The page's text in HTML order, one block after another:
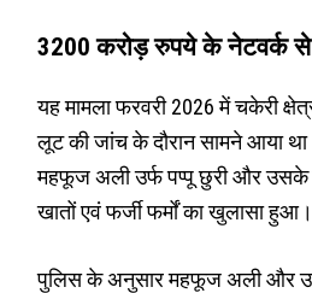
3200 करोड़ रुपये के नेटवर्क
यह मामला फरवरी 2026 में चकेरी
लूट की जांच के दौरान सामने आया
महफूज अली उर्फ पप्पू छुरी और
खातों एवं फर्जी फर्मों का खुलासा हुआ।
पुलिस के अनुसार महफूज अली और